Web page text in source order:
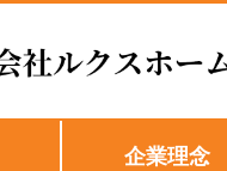
企業理念